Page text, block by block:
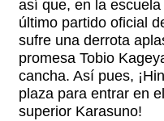
así que, en la
último partido oficial
sufre una derrota
promesa Tobio
cancha. Así pues,
plaza para entrar en
superior Karasuno!